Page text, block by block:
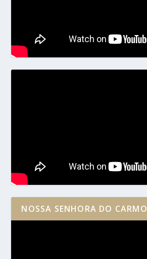
NOSSA SENHORA DO CARMO